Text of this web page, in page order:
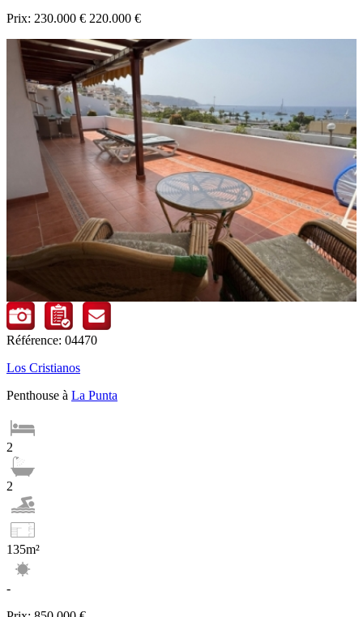
Prix: 230.000 € 220.000 €
Référence: 04470
Los Cristianos
Penthouse à La Punta
2
2
135m²
-